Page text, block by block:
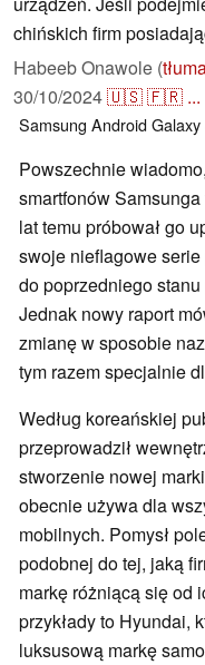
chińskich firm
Habeeb Onawole (
30/10/2024🇺🇸🇫🇷 ...
Samsung AndroidGalaxy
Powszechnie
smartfonów
lat temu próbował go
swoje nieflagowe
do poprzedniego stanu
Jednak nowy raport
zmianę w sposobie
tym razem specjalnie
Według koreańskiej
przeprowadził
stworzenie nowej
obecnie używa dla
mobilnych. Pomysł
podobnej do tej, jaką
markę różniącą się od
przykłady to Hyundai,
luksusową markę